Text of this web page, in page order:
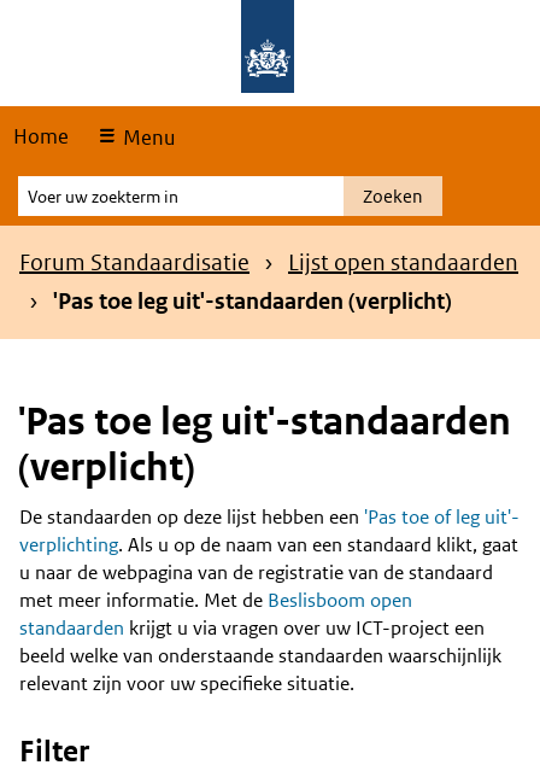
Home Menu
Voer
uw
zoekterm
Zoeken
Kruimelpad
Forum Standaardisatie
Lijst open standaarden
'Pas toe leg uit'-standaarden (verplicht)
'Pas toe leg uit'-standaarden
(verplicht)
Content
De standaarden op deze lijst hebben een 'Pas toe of leg uit'-
verplichting. Als u op de naam van een standaard klikt, gaat
u naar de webpagina van de registratie van de standaard
met meer informatie. Met de Beslisboom open
standaarden krijgt u via vragen over uw ICT-project een
beeld welke van onderstaande standaarden waarschijnlijk
relevant zijn voor uw specifieke situatie.
Filter